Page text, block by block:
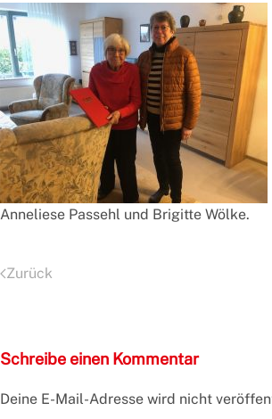
Anneliese Passehl und Brigitte Wölke.
Zurück
Schreibe einen Kommentar
Deine E-Mail-Adresse wird nicht